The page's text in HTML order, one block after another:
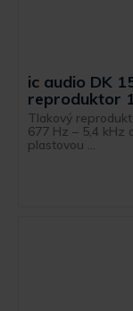
ic audio DK
reproduktor
Tlakový
677 Hz – 5,4 kHz
plastovou ...